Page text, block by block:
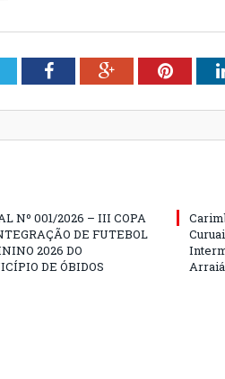
FacebookGoogle+
Nº 001/2026 – III COPA
DE FUTEBOL
2026 DO
DE ÓBIDOS